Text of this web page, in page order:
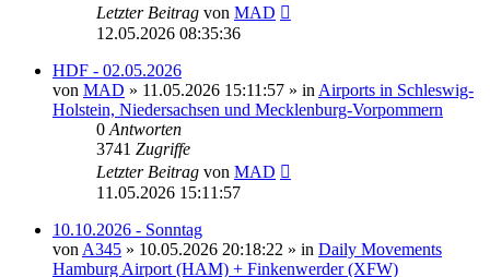
Letzter Beitrag von MAD
12.05.2026 08:35:36
HDF - 02.05.2026
von MAD » 11.05.2026 15:11:57 » in Airports in Schleswig-
Holstein, Niedersachsen und Mecklenburg-Vorpommern
0 Antworten
3741 Zugriffe
Letzter Beitrag von MAD
11.05.2026 15:11:57
10.10.2026 - Sonntag
von A345 » 10.05.2026 20:18:22 » in Daily Movements
Hamburg Airport (HAM) + Finkenwerder (XFW)